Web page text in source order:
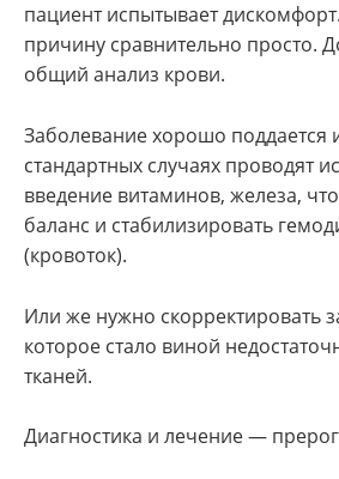
пациент испытывает
причину сравнительно просто.
общий анализ крови.
Заболевание хорошо поддается
стандартных случаях проводят
введение витаминов, железа,
баланс и стабилизировать
(кровоток).
Или же нужно скорректировать
которое стало виной
тканей.
Диагностика и лечение —